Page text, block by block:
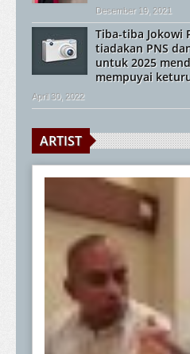
Desember 19, 2021
Tiba-tiba Jokowi
tiadakan PNS
untuk 2025
mempuyai
April 30, 2022
ARTIST